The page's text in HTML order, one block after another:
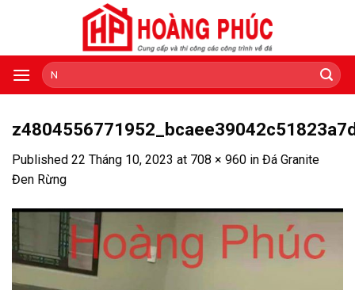
Tìm
kiếm:
Published 22 Tháng 10, 2023 at 708 × 960 in Đá Granite
Đen Rừng